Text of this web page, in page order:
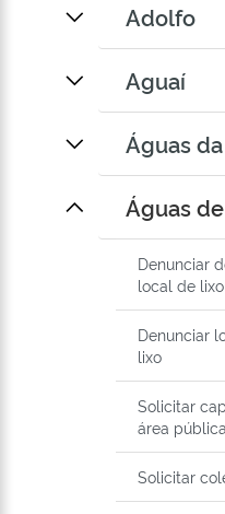
Adolfo
Aguaí
Águas
Águas
Denunciar
local de
Denunciar
lixo
Solicitar
área pública
Solicitar